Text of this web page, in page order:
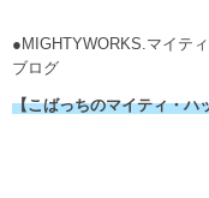
●MIGHTYWORKS.マイテ
ブログ
【こばっちのマイティ・ハ